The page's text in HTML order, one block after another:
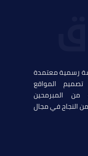
رسمية معتمدة
المواقع
من المبرمحين
النجاح في مجال